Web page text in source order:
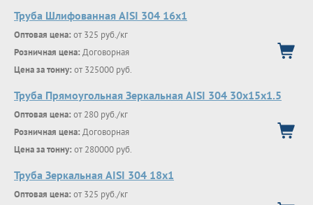
Труба Шлифованная AISI 304 16х1
Оптовая цена: от 325 руб./кг
Розничная цена: Договорная
Цена за тонну: от 325000 руб.
Труба Прямоугольная Зеркальная AISI 304 30х15х1.5
Оптовая цена: от 280 руб./кг
Розничная цена: Договорная
Цена за тонну: от 280000 руб.
Труба Зеркальная AISI 304 18х1
Оптовая цена: от 325 руб./кг